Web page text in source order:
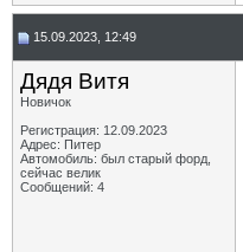
15.09.2023, 12:49
Дядя Витя
Новичок
Регистрация: 12.09.2023
Адрес: Питер
Автомобиль: был старый форд,
сейчас велик
Сообщений: 4